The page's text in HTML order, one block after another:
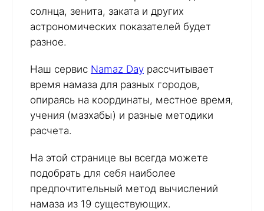
солнца, зенита, заката и других
астрономических показателей будет
разное.
Наш сервис Namaz Day рассчитывает
время намаза для разных городов,
опираясь на координаты, местное время,
учения (мазхабы) и разные методики
расчета.
На этой странице вы всегда можете
подобрать для себя наиболее
предпочтительный метод вычислений
намаза из 19 существующих.